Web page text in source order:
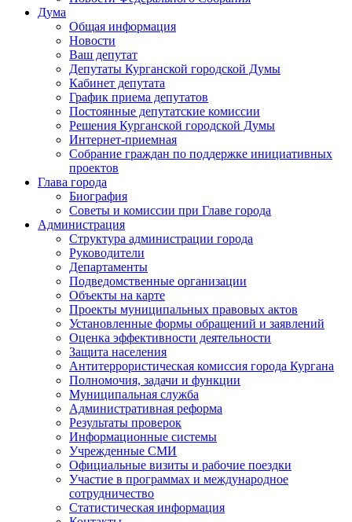
Дума
Общая информация
Новости
Ваш депутат
Депутаты Курганской городской Думы
Кабинет депутата
График приема депутатов
Постоянные депутатские комиссии
Решения Курганской городской Думы
Интернет-приемная
Собрание граждан по поддержке инициативных
проектов
Глава города
Биография
Советы и комиссии при Главе города
Администрация
Структура администрации города
Руководители
Департаменты
Подведомственные организации
Объекты на карте
Проекты муниципальных правовых актов
Установленные формы обращений и заявлений
Оценка эффективности деятельности
Защита населения
Антитеррористическая комиссия города Кургана
Полномочия, задачи и функции
Муниципальная служба
Административная реформа
Результаты проверок
Информационные системы
Учрежденные СМИ
Официальные визиты и рабочие поездки
Участие в программах и международное
сотрудничество
Статистическая информация